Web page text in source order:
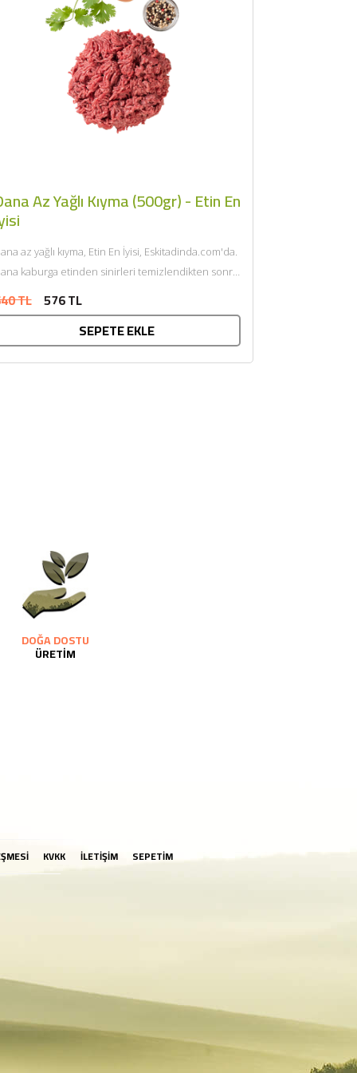
Az Yağlı Kıyma (500gr) - Etin En
az yağlı kıyma, Etin En İyisi, Eskitadinda.com'da.
kaburga etinden sinirleri temizlendikten sonra
TL 576 TL
SEPETE EKLE
DOĞA DOSTU
ÜRETİM
KVKK İLETİŞİM SEPETİM